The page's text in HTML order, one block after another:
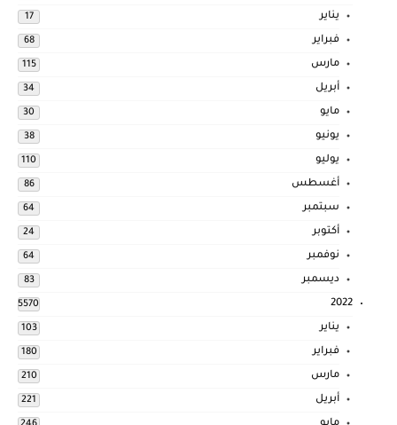
يناير 17
فبراير 68
مارس 115
أبريل 34
مايو 30
يونيو 38
يوليو 110
أغسطس 86
سبتمبر 64
أكتوبر 24
نوفمبر 64
ديسمبر 83
2022
5570
يناير 103
فبراير 180
مارس 210
أبريل 221